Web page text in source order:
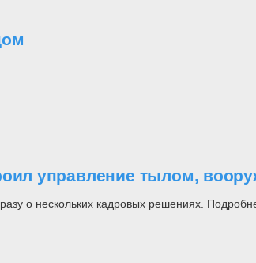
управление тылом,
о нескольких кадровых решениях.